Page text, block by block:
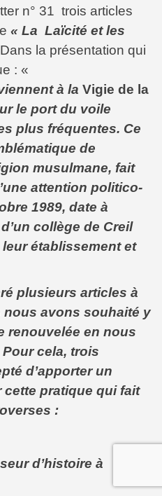
n° 31 trois articles
« La Laïcité et les
la présentation qui
: «
à la Vigie de la
le port du voile
plus fréquentes. Ce
de
musulmane, fait
attention politico-
1989, date à
collège de Creil
établissement et
plusieurs articles à
nous avons souhaité y
renouvelée en nous
cela, trois
d’apporter un
pratique qui fait
:
d’histoire à